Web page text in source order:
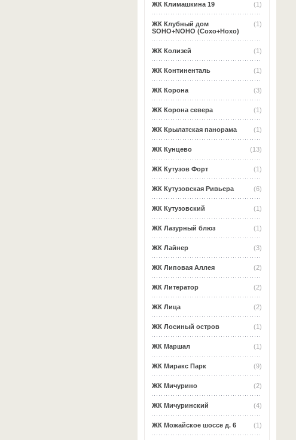
(1)
ЖК Климашкина 19
(1)
ЖК Клубный дом
SOHO+NOHO (Сохо+Нохо)
(1)
ЖК Колизей
(1)
ЖК Континенталь
(3)
ЖК Корона
(1)
ЖК Корона севера
(1)
ЖК Крылатская панорама
(13)
ЖК Кунцево
(1)
ЖК Кутузов Форт
(6)
ЖК Кутузовская Ривьера
(1)
ЖК Кутузовский
(1)
ЖК Лазурный блюз
(3)
ЖК Лайнер
(2)
ЖК Липовая Аллея
(2)
ЖК Литератор
(2)
ЖК Лица
(1)
ЖК Лосиный остров
(1)
ЖК Маршал
(9)
ЖК Миракс Парк
(2)
ЖК Мичурино
(4)
ЖК Мичуринский
(1)
ЖК Можайское шоссе д. 6